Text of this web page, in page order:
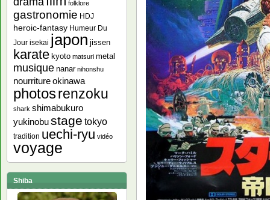
folklore
gastronomie HDJ
heroic-fantasy Humeur Du
Jour isekai japon jissen
karate kyoto matsuri metal
musique nanar nihonshu
nourritureokinawa
photosrenzoku
shark shimabukuro
yukinobustage tokyo
tradition uechi-ryu vidéo
voyage
Shiba